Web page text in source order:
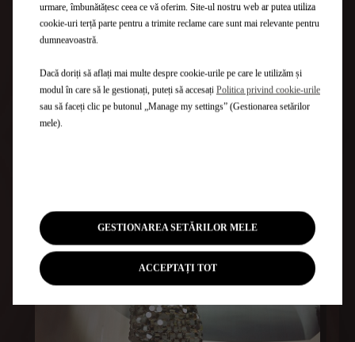
urmare, îmbunătățesc ceea ce vă oferim. Site-ul nostru web ar putea utiliza
cookie-uri terță parte pentru a trimite reclame care sunt mai relevante pentru
dumneavoastră.
Dacă doriți să aflați mai multe despre cookie-urile pe care le utilizăm și
modul în care să le gestionați, puteți să accesați Politica privind cookie-urile
sau să faceți clic pe butonul „Manage my settings” (Gestionarea setărilor
mele).
GESTIONAREA SETĂRILOR MELE
ACCEPTAȚI TOT